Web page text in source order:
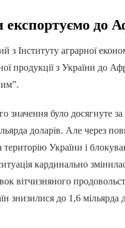
експортуємо до
з Інституту аграрної
продукції з України до
значення було досягнуте
доларів. Але через
України і
кардинально
вітчизняного
знизилися до 1,6 мільярда